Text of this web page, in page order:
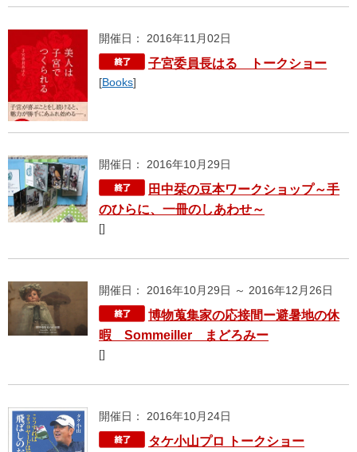
開催日： 2016年11月02日
子宮委員長はる トークショー
[Books]
開催日： 2016年10月29日
田中栞の豆本ワークショップ～手
のひらに、一冊のしあわせ～
[]
開催日： 2016年10月29日 ～ 2016年12月26日
博物蒐集家の応接間ー避暑地の休
暇 Sommeiller まどろみー
[]
開催日： 2016年10月24日
タケ小山プロ トークショー